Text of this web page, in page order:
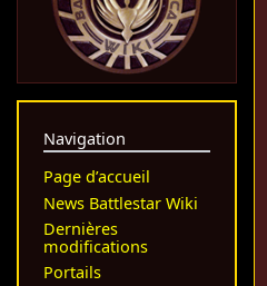
Navigation
Page d’accueil
News Battlestar Wiki
Dernières
modifications
Portails